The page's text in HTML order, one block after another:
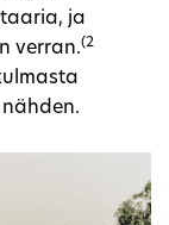
ja
verran.(2